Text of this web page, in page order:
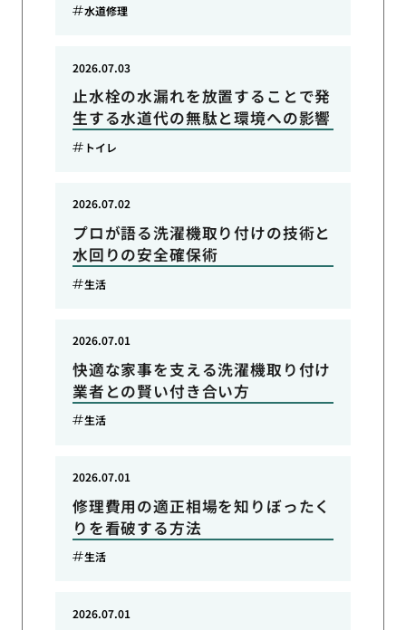
水道修理
止水栓の水漏れを放置することで発
生する水道代の無駄と環境への影響
2026.07.03
トイレ
プロが語る洗濯機取り付けの技術と
水回りの安全確保術
2026.07.02
生活
快適な家事を支える洗濯機取り付け
業者との賢い付き合い方
2026.07.01
生活
修理費用の適正相場を知りぼったく
りを看破する方法
2026.07.01
生活
2026.07.01